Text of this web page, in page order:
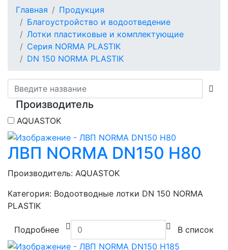
Главная
Продукция
Благоустройство и водоотведение
Лотки пластиковые и комплектующие
Серия NORMA PLASTIK
DN 150 NORMA PLASTIK
Производитель
AQUASTOK
ЛВП NORMA DN150 H80
Производитель: AQUASTOK
Категория: Водоотводные лотки DN 150 NORMA
PLASTIK
Подробнее В список